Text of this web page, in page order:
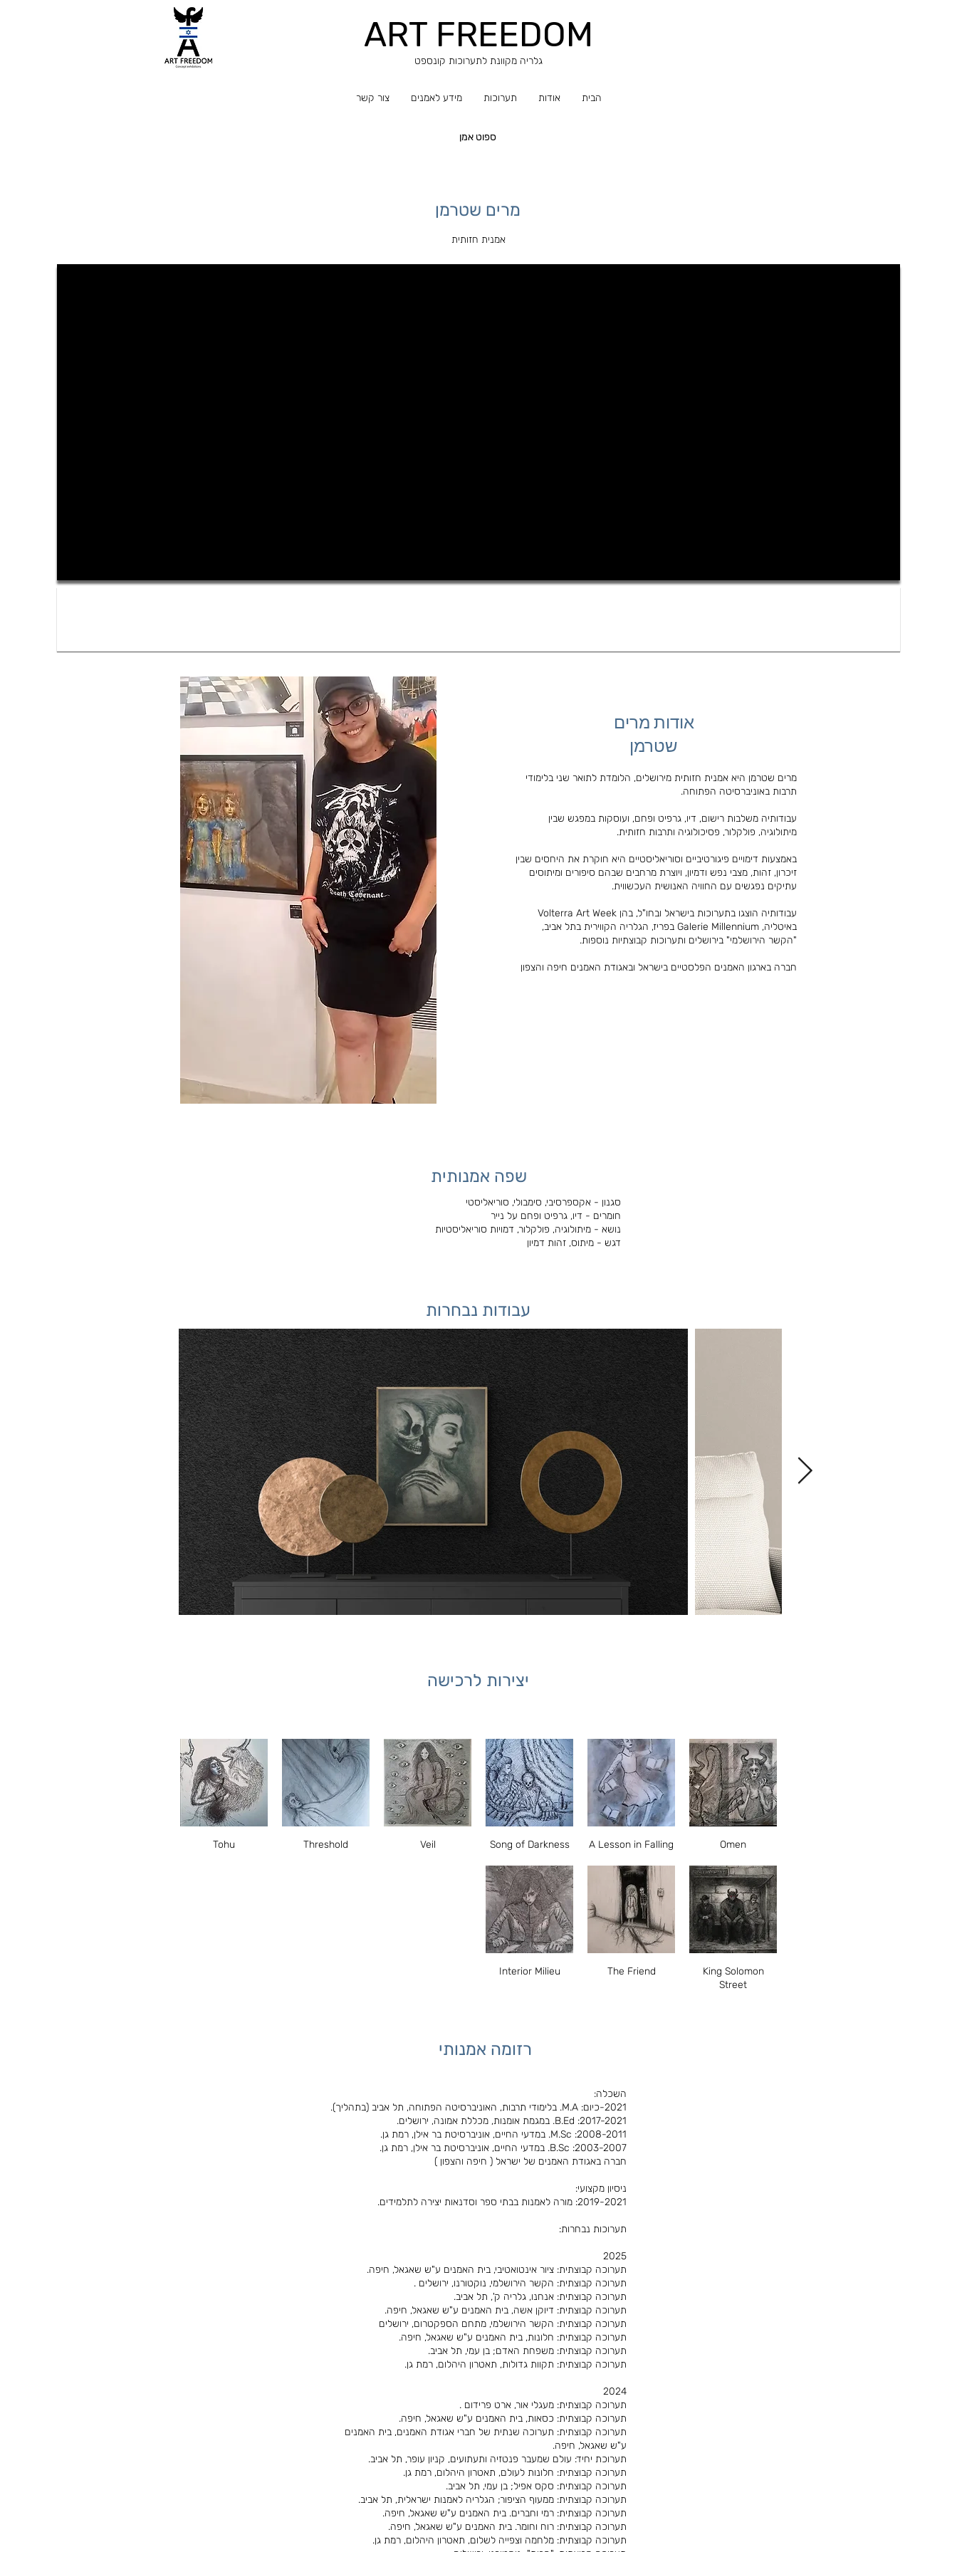
ART FREEDOM
​​גלריה מקוונת לתערוכות קונספט
הבית אודות תערוכות מידע לאמנים צור קשר
ספוט אמן
מרים שטרמן
אמנית חזותית
אודות מרים
שטרמן
מרים שטרמן היא אמנית חזותית מירושלים, הלומדת לתואר שני בלימודי
תרבות באוניברסיטה הפתוחה.
עבודותיה משלבות רישום, דיו, גרפיט ופחם, ועוסקות במפגש שבין
מיתולוגיה, פולקלור, פסיכולוגיה ותרבות חזותית.
באמצעות דימויים פיגורטיביים וסוריאליסטיים היא חוקרת את היחסים שבין
זיכרון, זהות, מצבי נפש ודמיון, ויוצרת מרחבים שבהם סיפורים ומיתוסים
עתיקים נפגשים עם החוויה האנושית העכשווית.
עבודותיה הוצגו בתערוכות בישראל ובחו"ל, בהן Volterra Art Week
באיטליה, Galerie Millennium בפריז, הגלריה הקווירית בתל אביב,
"הקשר הירושלמי" בירושלים ותערוכות קבוצתיות נוספות.
חברה בארגון האמנים הפלסטיים בישראל ובאגודת האמנים חיפה והצפון
שפה אמנותית
סגנון - אקספרסיבי, סימבולי, סוריאליסטי
חומרים - דיו, גרפיט ופחם על נייר
נושא - מיתולוגיה, פולקלור, דמויות סוריאליסטיות
דגש - מיתוס, זהות דמיון
עבודות נבחרות
יצירות לרכישה
תצוגה מהירה
Omen תצוגה מהירה
A Lesson in Falling תצוגה מהירה
Song of Darkness תצוגה מהירה
Veil תצוגה מהירה
Threshold תצוגה מהירה
Tohu
תצוגה מהירה
King Solomon
Street
תצוגה מהירה
The Friend תצוגה מהירה
Interior Milieu
רזומה אמנותי
השכלה:
2021-כיום: M.A. בלימודי תרבות, האוניברסיטה הפתוחה, תל אביב (בתהליך).
2017-2021: B.Ed. במגמת אומנות, מכללת אמונה, ירושלים.
2008-2011: M.Sc. במדעי החיים, אוניברסיטת בר אילן, רמת גן.
2003-2007: B.Sc. במדעי החיים, אוניברסיטת בר אילן, רמת גן.
חברה באגודת האמנים של ישראל ( חיפה והצפון )
ניסיון מקצועי:
2019-2021: מורה לאמנות בבתי ספר וסדנאות יצירה לתלמידים.
תערוכות נבחרות:
2025
תערוכה קבוצתית: ציור אינטואטיבי, בית האמנים ע"ש שאגאל, חיפה.
תערוכה קבוצתית: הקשר הירושלמי, נוקטורנו, ירושלים .
תערוכה קבוצתית: אנחנו, גלריה ק', תל אביב.
תערוכה קבוצתית: דיוקן אשה, בית האמנים ע"ש שאגאל, חיפה.
תערוכה קבוצתית: הקשר הירושלמי, מתחם הספקטרום, ירושלים
תערוכה קבוצתית: חלונות, בית האמנים ע"ש שאגאל, חיפה.
תערוכה קבוצתית: משפחת האדם; בן עמי, תל אביב.
תערוכה קבוצתית: תקוות גדולות, תאטרון היהלום, רמת גן.
2024
תערוכה קבוצתית: מעגלי אור, ארט פרידום .
תערוכה קבוצתית: כסאות, בית האמנים ע"ש שאגאל, חיפה.
תערוכה קבוצתית: תערוכה שנתית של חברי אגודת האמנים, בית האמנים
ע"ש שאגאל, חיפה.
תערוכת יחיד: עולם שמעבר פנטזיה ותעתועים, קניון עופר, תל אביב.
תערוכה קבוצתית: חלונות לעולם, תאטרון היהלום, רמת גן.
תערוכה קבוצתית: סקס אפיל; בן עמי, תל אביב.
תערוכה קבוצתית: ממעוף הציפור; הגלריה לאמנות ישראלית, תל אביב.
תערוכה קבוצתית: רמי וחברים. בית האמנים ע"ש שאגאל, חיפה.
תערוכה קבוצתית: רוח וחומר. בית האמנים ע"ש שאגאל, חיפה.
תערוכה קבוצתית: מלחמה וצפייה לשלום, תאטרון היהלום, רמת גן.